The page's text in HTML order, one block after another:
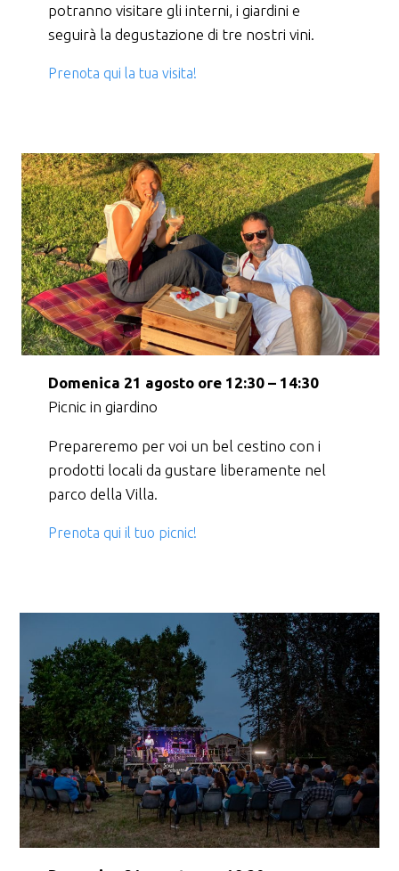
potranno visitare gli interni, i giardini e
seguirà la degustazione di tre nostri vini.
Prenota qui la tua visita!
Domenica 21 agosto ore 12:30 – 14:30
Picnic in giardino
Prepareremo per voi un bel cestino con i
prodotti locali da gustare liberamente nel
parco della Villa.
Prenota qui il tuo picnic!